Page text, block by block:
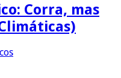
Corra, mas